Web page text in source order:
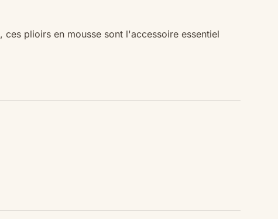
plioirs en mousse sont l'accessoire essentiel